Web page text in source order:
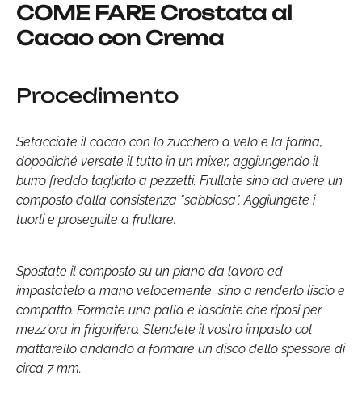
COME FARE Crostata al
Cacao con Crema
Procedimento
Setacciate il cacao con lo zucchero a velo e la farina,
dopodiché versate il tutto in un mixer, aggiungendo il
burro freddo tagliato a pezzetti. Frullate sino ad avere un
composto dalla consistenza "sabbiosa". Aggiungete i
tuorli e proseguite a frullare.
Spostate il composto su un piano da lavoro ed
impastatelo a mano velocemente sino a renderlo liscio e
compatto. Formate una palla e lasciate che riposi per
mezz'ora in frigorifero. Stendete il vostro impasto col
mattarello andando a formare un disco dello spessore di
circa 7 mm.